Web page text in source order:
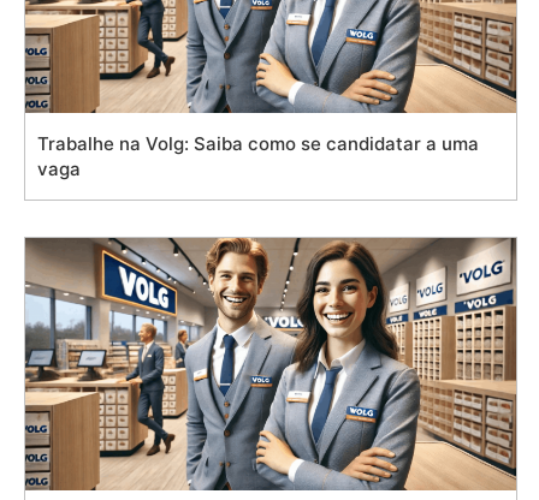
Trabalhe na Volg: Saiba como se candidatar a uma
vaga